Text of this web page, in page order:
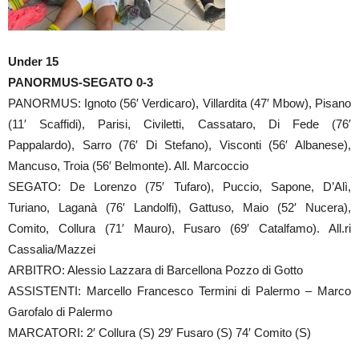
Under 15
PANORMUS-SEGATO 0-3
PANORMUS: Ignoto (56′ Verdicaro), Villardita (47′ Mbow), Pisano
(11′ Scaffidi), Parisi, Civiletti, Cassataro, Di Fede (76′
Pappalardo), Sarro (76′ Di Stefano), Visconti (56′ Albanese),
Mancuso, Troia (56′ Belmonte). All. Marcoccio
SEGATO: De Lorenzo (75′ Tufaro), Puccio, Sapone, D’Alì,
Turiano, Laganà (76′ Landolfi), Gattuso, Maio (52′ Nucera),
Comito, Collura (71′ Mauro), Fusaro (69′ Catalfamo). All.ri
Cassalia/Mazzei
ARBITRO: Alessio Lazzara di Barcellona Pozzo di Gotto
ASSISTENTI: Marcello Francesco Termini di Palermo – Marco
Garofalo di Palermo
MARCATORI: 2′ Collura (S) 29′ Fusaro (S) 74′ Comito (S)